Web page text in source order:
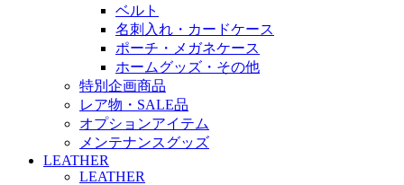
ベルト
名刺入れ・カードケース
ポーチ・メガネケース
ホームグッズ・その他
特別企画商品
レア物・SALE品
オプションアイテム
メンテナンスグッズ
LEATHER
LEATHER